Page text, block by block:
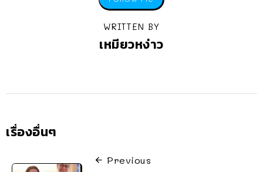
WRITTEN BY
เหมียวหง่าว
เรื่องอื่นๆ
Previous